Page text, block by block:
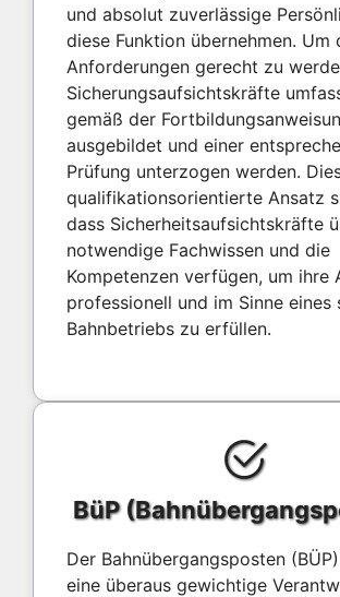
und absolut zuverlässige
diese Funktion übernehmen. Um
Anforderungen gerecht zu
Sicherungsaufsichtskräfte
gemäß der
ausgebildet und einer
Prüfung unterzogen werden.
qualifikationsorientierte Ansatz
dass Sicherheitsaufsichtskräfte
notwendige Fachwissen und die
Kompetenzen verfügen, um ihre
professionell und im Sinne eines
Bahnbetriebs zu erfüllen.
BüP
Der Bahnübergangsposten
eine überaus gewichtige